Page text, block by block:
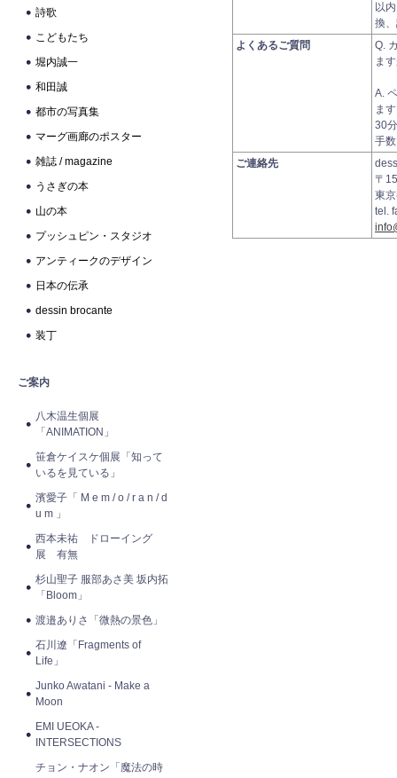
詩歌
こどもたち
堀内誠一
和田誠
都市の写真集
マーグ画廊のポスター
雑誌 / magazine
うさぎの本
山の本
プッシュピン・スタジオ
アンティークのデザイン
日本の伝承
dessin brocante
装丁
ご案内
八木温生個展
「ANIMATION」
笹倉ケイスケ個展「知って
いるを見ている」
濱愛子「 M e m / o / r a n / d
u m 」
西本未祐 ドローイング
展 有無
杉山聖子 服部あさ美 坂内拓
「Bloom」
渡邉ありさ「微熱の景色」
石川遼「Fragments of
Life」
Junko Awatani - Make a
Moon
EMI UEOKA -
INTERSECTIONS
チョン・ナオン「魔法の時
以
換
よくあるご質問
Q.
ま
A.
ま
30
手
ご連絡先
〒
東
tel.